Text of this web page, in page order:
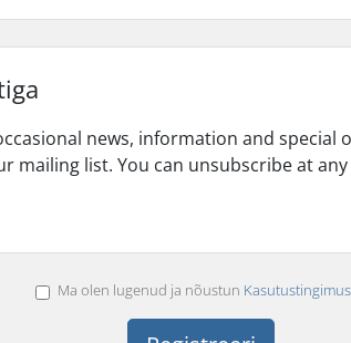
news, information and special
mailing list. You can unsubscribe at
Ma olen lugenud ja nõustun